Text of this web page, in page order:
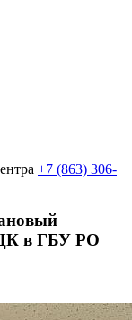
+7 (863) 306-
в ГБУ РО